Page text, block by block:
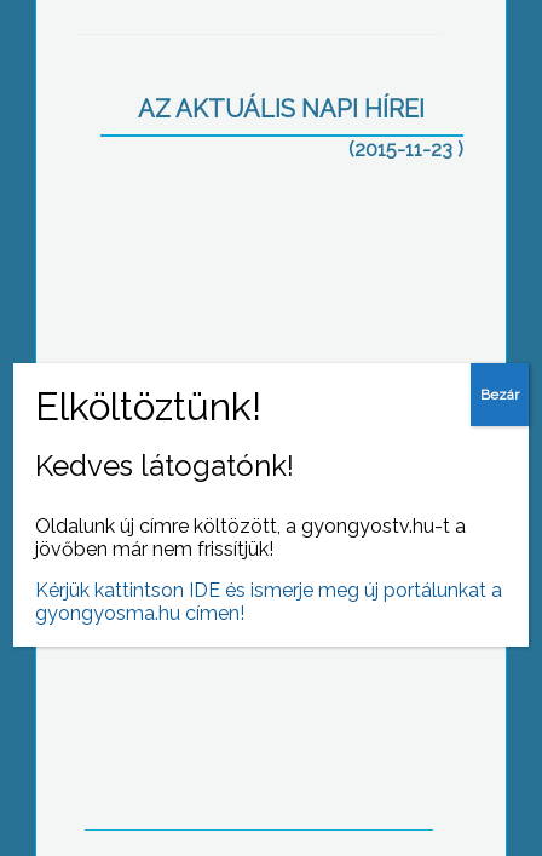
AZ AKTUÁLIS NAPI HÍREI
(2015-11-23 )
Éles bírálat
Kedves látogatónk!
Oldalunk új címre költözött, a gyongyostv.hu-t a
jövőben már nem frissítjük!
Kérjük kattintson IDE és ismerje meg új portálunkat a
gyongyosma.hu címen!